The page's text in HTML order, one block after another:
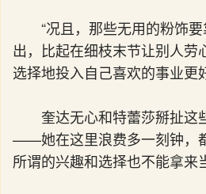
“况且，那些无用的粉饰
出，比起在细枝末节让别人劳
选择地投入自己喜欢的事业更
奎达无心和特蕾莎掰扯这
——她在这里浪费多一刻钟，
所谓的兴趣和选择也不能拿来